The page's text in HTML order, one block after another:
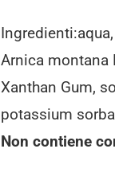
Arnica montana
Xanthan Gum,
potassium
Non contiene